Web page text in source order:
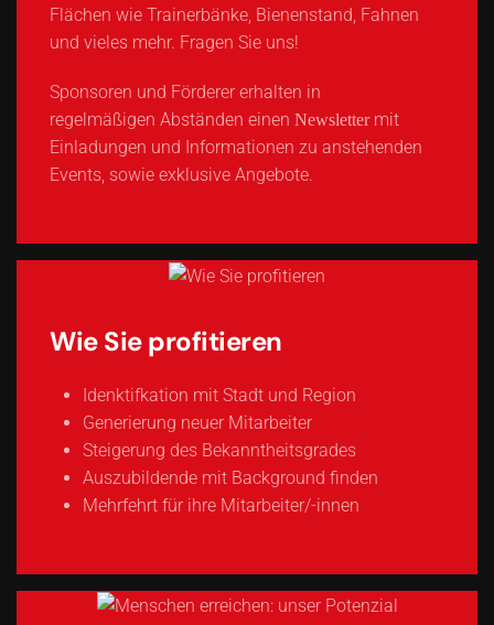
Flächen wie Trainerbänke, Bienenstand, Fahnen
und vieles mehr. Fragen Sie uns!
Sponsoren und Förderer erhalten in
regelmäßigen Abständen einen Newslettermit
Einladungen und Informationen zu anstehenden
Events, sowie exklusive Angebote.
Wie Sie profitieren
Idenktifkation mit Stadt und Region
Generierung neuer Mitarbeiter
Steigerung des Bekanntheitsgrades
Auszubildende mit Background finden
Mehrfehrt für ihre Mitarbeiter/-innen